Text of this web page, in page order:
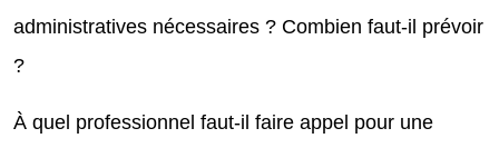
administratives nécessaires ? Combien faut-il prévoir
?
À quel professionnel faut-il faire appel pour une